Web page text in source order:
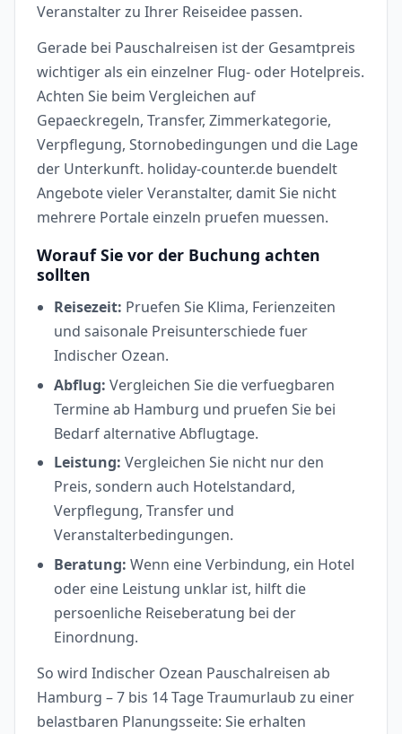
Veranstalter zu Ihrer Reiseidee passen.
Gerade bei Pauschalreisen ist der Gesamtpreis
wichtiger als ein einzelner Flug- oder Hotelpreis.
Achten Sie beim Vergleichen auf
Gepaeckregeln, Transfer, Zimmerkategorie,
Verpflegung, Stornobedingungen und die Lage
der Unterkunft. holiday-counter.de buendelt
Angebote vieler Veranstalter, damit Sie nicht
mehrere Portale einzeln pruefen muessen.
Worauf Sie vor der Buchung achten
sollten
Reisezeit: Pruefen Sie Klima, Ferienzeiten
und saisonale Preisunterschiede fuer
Indischer Ozean.
Abflug: Vergleichen Sie die verfuegbaren
Termine ab Hamburg und pruefen Sie bei
Bedarf alternative Abflugtage.
Leistung: Vergleichen Sie nicht nur den
Preis, sondern auch Hotelstandard,
Verpflegung, Transfer und
Veranstalterbedingungen.
Beratung: Wenn eine Verbindung, ein Hotel
oder eine Leistung unklar ist, hilft die
persoenliche Reiseberatung bei der
Einordnung.
So wird Indischer Ozean Pauschalreisen ab
Hamburg – 7 bis 14 Tage Traumurlaub zu einer
belastbaren Planungsseite: Sie erhalten